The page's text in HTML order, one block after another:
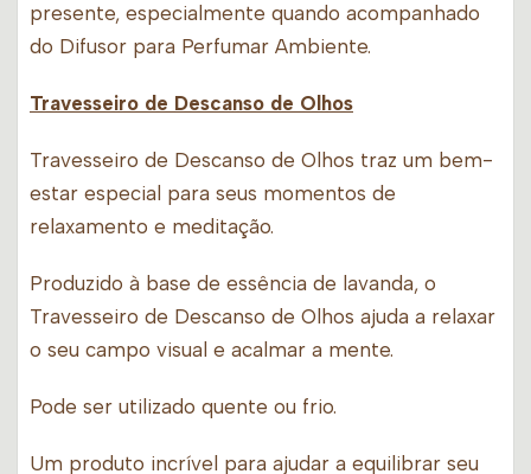
presente, especialmente quando acompanhado
do Difusor para Perfumar Ambiente.
Travesseiro de Descanso de Olhos
Travesseiro de Descanso de Olhos traz um bem-
estar especial para seus momentos de
relaxamento e meditação.
Produzido à base de essência de lavanda, o
Travesseiro de Descanso de Olhos ajuda a relaxar
o seu campo visual e acalmar a mente.
Pode ser utilizado quente ou frio.
Um produto incrível para ajudar a equilibrar seu